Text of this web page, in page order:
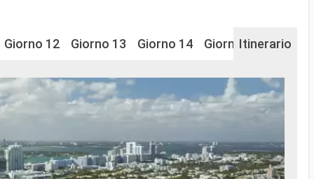
Giorno 12 Giorno 13 Giorno 14 Giorno 15 Giorno
Itinerario